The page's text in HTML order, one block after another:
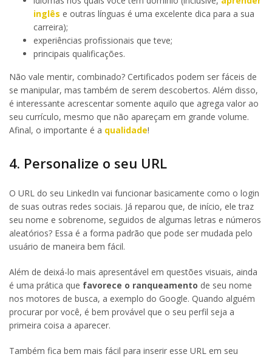
inglês e outras línguas é uma excelente dica para a sua
carreira);
experiências profissionais que teve;
principais qualificações.
Não vale mentir, combinado? Certificados podem ser fáceis de
se manipular, mas também de serem descobertos. Além disso,
é interessante acrescentar somente aquilo que agrega valor ao
seu currículo, mesmo que não apareçam em grande volume.
Afinal, o importante é a qualidade!
4. Personalize o seu URL
O URL do seu LinkedIn vai funcionar basicamente como o login
de suas outras redes sociais. Já reparou que, de início, ele traz
seu nome e sobrenome, seguidos de algumas letras e números
aleatórios? Essa é a forma padrão que pode ser mudada pelo
usuário de maneira bem fácil.
Além de deixá-lo mais apresentável em questões visuais, ainda
é uma prática que favorece o ranqueamento de seu nome
nos motores de busca, a exemplo do Google. Quando alguém
procurar por você, é bem provável que o seu perfil seja a
primeira coisa a aparecer.
Também fica bem mais fácil para inserir esse URL em seu